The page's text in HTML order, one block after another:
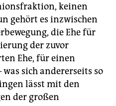
keinen
gehört es inzwischen
die Ehe für
der zuvor
Ehe, für einen
sich andererseits so
lässt mit den
der großen